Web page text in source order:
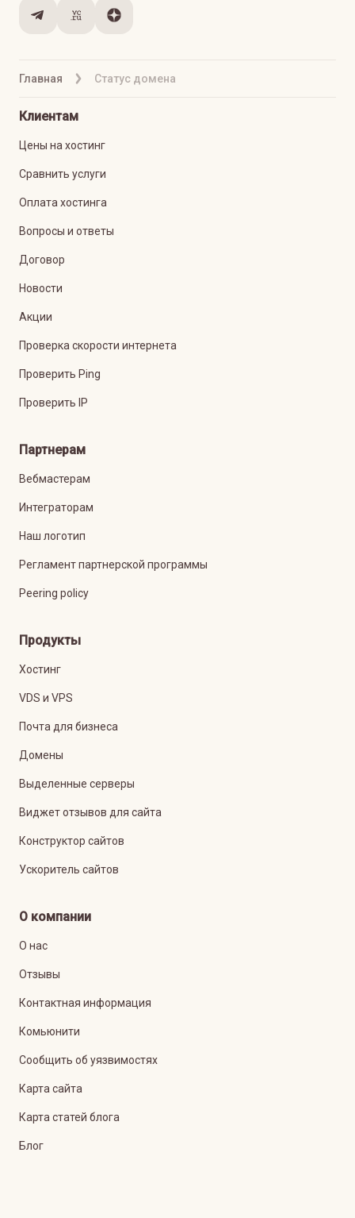
Главная Статус домена
Клиентам
Цены на хостинг
Сравнить услуги
Оплата хостинга
Вопросы и ответы
Договор
Новости
Акции
Проверка скорости интернета
Проверить Ping
Проверить IP
Партнерам
Вебмастерам
Интеграторам
Наш логотип
Регламент партнерской программы
Peering policy
Продукты
Хостинг
VDS и VPS
Почта для бизнеса
Домены
Выделенные серверы
Виджет отзывов для сайта
Конструктор сайтов
Ускоритель сайтов
О компании
О нас
Отзывы
Контактная информация
Комьюнити
Сообщить об уязвимостях
Карта сайта
Карта статей блога
Блог